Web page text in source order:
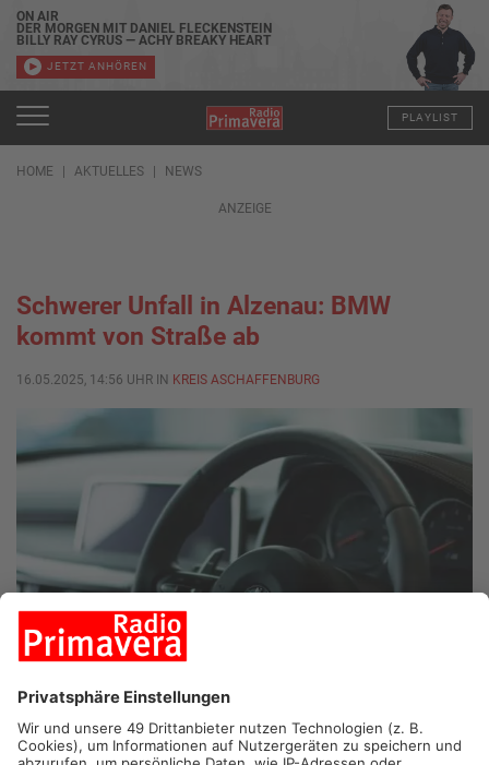
ON AIR
DER MORGEN MIT DANIEL FLECKENSTEIN
BILLY RAY CYRUS — ACHY BREAKY HEART
JETZT ANHÖREN
PLAYLIST
HOME AKTUELLES NEWS
ANZEIGE
Schwerer Unfall in Alzenau: BMW
kommt von Straße ab
16.05.2025, 14:56 UHR IN KREIS ASCHAFFENBURG